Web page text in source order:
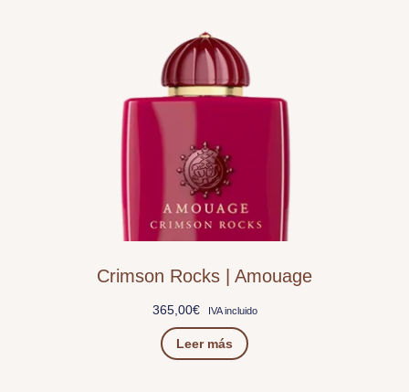
Crimson Rocks | Amouage
365,00€ IVA incluido
Leer más